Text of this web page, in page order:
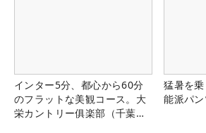
インター5分、都心から60分
のフラットな美観コース。大
栄カントリー俱楽部（千葉
猛暑を
能派パ